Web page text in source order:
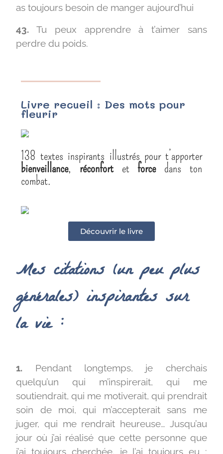
as toujours besoin de manger aujourd’hui
43. Tu peux apprendre à t’aimer sans
perdre du poids.
Livre recueil : Des mots pour
fleurir
138 textes inspirants illustrés pour t’apporter
bienveillance,réconfortetforcedans ton
combat.
Découvrir le livre
Mes citations (un peu plus
générales) inspirantes sur
la vie :
1. Pendant longtemps, je cherchais
quelqu’un qui m’inspirerait, qui me
soutiendrait, qui me motiverait, qui prendrait
soin de moi, qui m’accepterait sans me
juger, qui me rendrait heureuse… Jusqu’au
jour où j’ai réalisé que cette personne que
j’ai toujours cherchée, je l’ai toujours eu :